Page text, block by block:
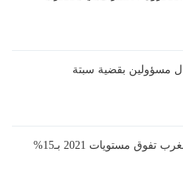
مسؤولين بقضية سبتة
مستويات 2021 بـ15%